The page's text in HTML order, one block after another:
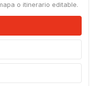
o itinerario editable.